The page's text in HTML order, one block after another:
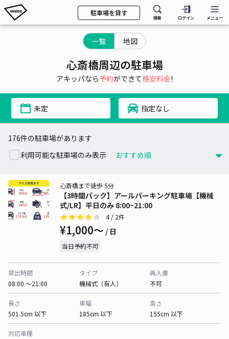
駐車場を貸す
検索 ログイン メニュー
一覧 地図
心斎橋周辺の駐車場
アキッパなら予約ができて格安料金!
未定 指定なし
176件の駐車場があります
利用可能な駐車場のみ表示
【3時間パック】アールパーキング駐車場【機械
式/LR】平日のみ 8:00~21:00
心斎橋まで徒歩 5分
4/ 2件
¥1,000〜 / 日
当日予約不可
貸出時間
08:00 〜21:00
タイプ
機械式（有人）
再入庫
不可
長さ
501.5cm 以下
車幅
185cm 以下
高さ
155cm 以下
対応車種